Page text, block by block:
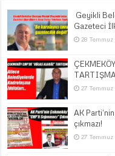
Geyikli
Gazeteci
28
27
AK
çıkmazı!
27